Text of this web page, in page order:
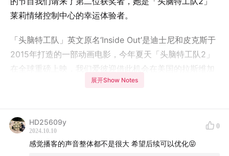
莱莉情绪控制中心的幸运体验者。
「头脑特工队」英文原名‘Inside Out’是迪士尼和皮克斯于
2015年打造的一部动画电影，今年夏天「头脑特工队2」
在全球重磅上映，我们爱彼迎借此机会在美国的拉斯维加
将电影中的情绪控制中心搬进现实，邀请全球的体验者开
走进这座情绪控制中心，感受莱莉情绪世界的同时，也会
让我们开始想象，如果自己的身体里也有这样一座情绪控
制中心会是怎样？面对自己的情绪时，我们又是如何反应
展开Show Notes
HD25609y
2024.10.10
0
感觉播客的声音整体都不是很大 希望后续可以优化😝